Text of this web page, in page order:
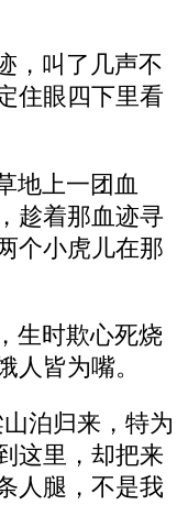
，叫了几声不
住眼四下里看
地上一团血
趁着那血迹寻
个小虎儿在那
生时欺心死烧
人皆为嘴。
泊归来，特为
这里，却把来
人腿，不是我